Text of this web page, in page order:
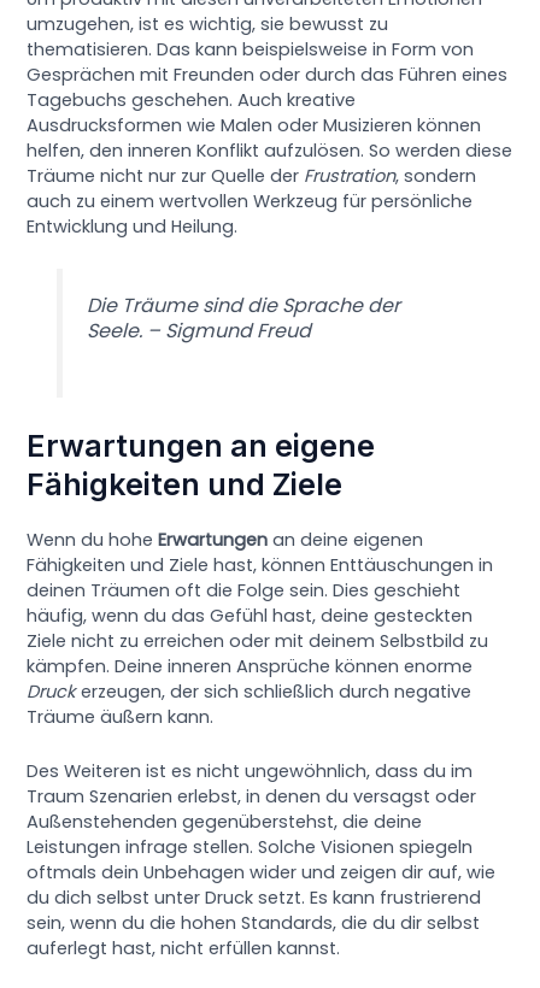
umzugehen, ist es wichtig, sie bewusst zu
thematisieren. Das kann beispielsweise in Form von
Gesprächen mit Freunden oder durch das Führen eines
Tagebuchs geschehen. Auch kreative
Ausdrucksformen wie Malen oder Musizieren können
helfen, den inneren Konflikt aufzulösen. So werden diese
Träume nicht nur zur Quelle der Frustration, sondern
auch zu einem wertvollen Werkzeug für persönliche
Entwicklung und Heilung.
Die Träume sind die Sprache der
Seele. – Sigmund Freud
Erwartungen an eigene
Fähigkeiten und Ziele
Wenn du hoheErwartungen an deine eigenen
Fähigkeiten und Ziele hast, können Enttäuschungen in
deinen Träumen oft die Folge sein. Dies geschieht
häufig, wenn du das Gefühl hast, deine gesteckten
Ziele nicht zu erreichen oder mit deinem Selbstbild zu
kämpfen. Deine inneren Ansprüche können enorme
Druckerzeugen, der sich schließlich durch negative
Träume äußern kann.
Des Weiteren ist es nicht ungewöhnlich, dass du im
Traum Szenarien erlebst, in denen du versagst oder
Außenstehenden gegenüberstehst, die deine
Leistungen infrage stellen. Solche Visionen spiegeln
oftmals dein Unbehagen wider und zeigen dir auf, wie
du dich selbst unter Druck setzt. Es kann frustrierend
sein, wenn du die hohen Standards, die du dir selbst
auferlegt hast, nicht erfüllen kannst.